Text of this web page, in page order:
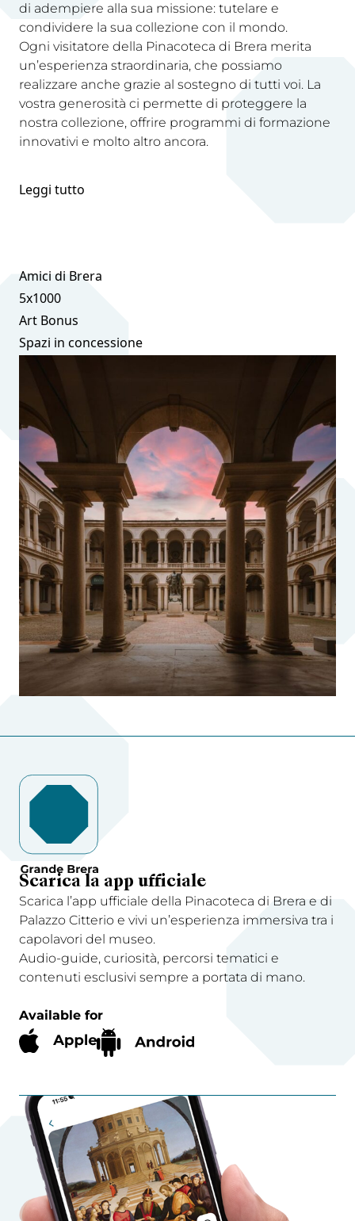
di adempiere alla sua missione: tutelare e
condividere la sua collezione con il mondo.
Ogni visitatore della Pinacoteca di Brera merita
un’esperienza straordinaria, che possiamo
realizzare anche grazie al sostegno di tutti voi. La
vostra generosità ci permette di proteggere la
nostra collezione, offrire programmi di formazione
innovativi e molto altro ancora.
Leggi tutto
Amici di Brera
5x1000
Art Bonus
Spazi in concessione
Scarica la app ufficiale
Scarica l’app ufficiale della Pinacoteca di Brera e di
Palazzo Citterio e vivi un’esperienza immersiva tra i
capolavori del museo.
Audio-guide, curiosità, percorsi tematici e
contenuti esclusivi sempre a portata di mano.
Available for